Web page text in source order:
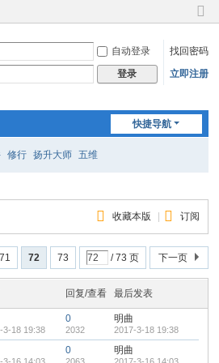
切
到
窄
自动登录
找回密码
登录 立即注册
快捷导航
修行 扬升大师 五维
收藏本版 订阅
71 72 73 / 73 页 下一页
回复/查看 最后发表
3-18 19:38
0
2032
明曲
2017-3-18 19:38
0 明曲